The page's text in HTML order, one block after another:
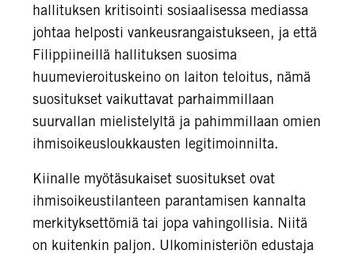
hallituksen kritisointi sosiaalisessa mediassa
johtaa helposti vankeusrangaistukseen, ja että
Filippiineillä hallituksen suosima
huumevieroituskeino on laiton teloitus, nämä
suositukset vaikuttavat parhaimmillaan
suurvallan mielistelyltä ja pahimmillaan omien
ihmisoikeusloukkausten legitimoinnilta.
Kiinalle myötäsukaiset suositukset ovat
ihmisoikeustilanteen parantamisen kannalta
merkityksettömiä tai jopa vahingollisia. Niitä
on kuitenkin paljon. Ulkoministeriön edustaja